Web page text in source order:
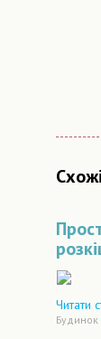
Читати
Будинок